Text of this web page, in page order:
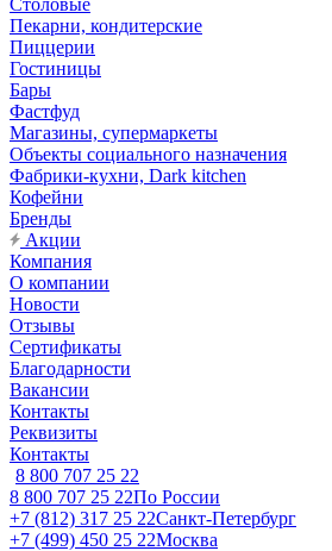
Столовые
Пекарни, кондитерские
Пиццерии
Гостиницы
Бары
Фастфуд
Магазины, супермаркеты
Объекты социального назначения
Фабрики-кухни, Dark kitchen
Кофейни
Бренды
Акции
Компания
О компании
Новости
Отзывы
Сертификаты
Благодарности
Вакансии
Контакты
Реквизиты
Контакты
8 800 707 25 22
8 800 707 25 22По России
+7 (812) 317 25 22Санкт-Петербург
+7 (499) 450 25 22Москва